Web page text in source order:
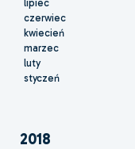
lipiec
czerwiec
kwiecień
marzec
luty
styczeń
2018